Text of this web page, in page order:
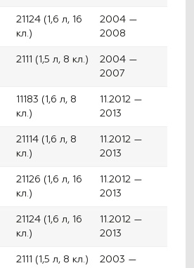
21124 (1,6 л, 16
кл.)
2004 —
2008
2111 (1,5 л, 8 кл.)
2004 —
2007
11183 (1,6 л, 8
кл.)
11.2012 —
2013
21114 (1,6 л, 8
кл.)
11.2012 —
2013
21126 (1,6 л, 16
кл.)
11.2012 —
2013
21124 (1,6 л, 16
кл.)
11.2012 —
2013
2111 (1,5 л, 8 кл.)
2003 —